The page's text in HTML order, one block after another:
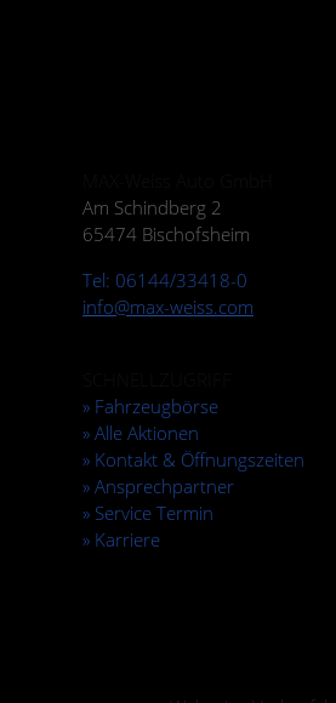
Am Schindberg 2
65474 Bischofsheim
Tel: 06144/33418-0
info@max-weiss.com
» Fahrzeugbörse
» Alle Aktionen
» Kontakt & Öffnungszeiten
» Ansprechpartner
» Service Termin
» Karriere